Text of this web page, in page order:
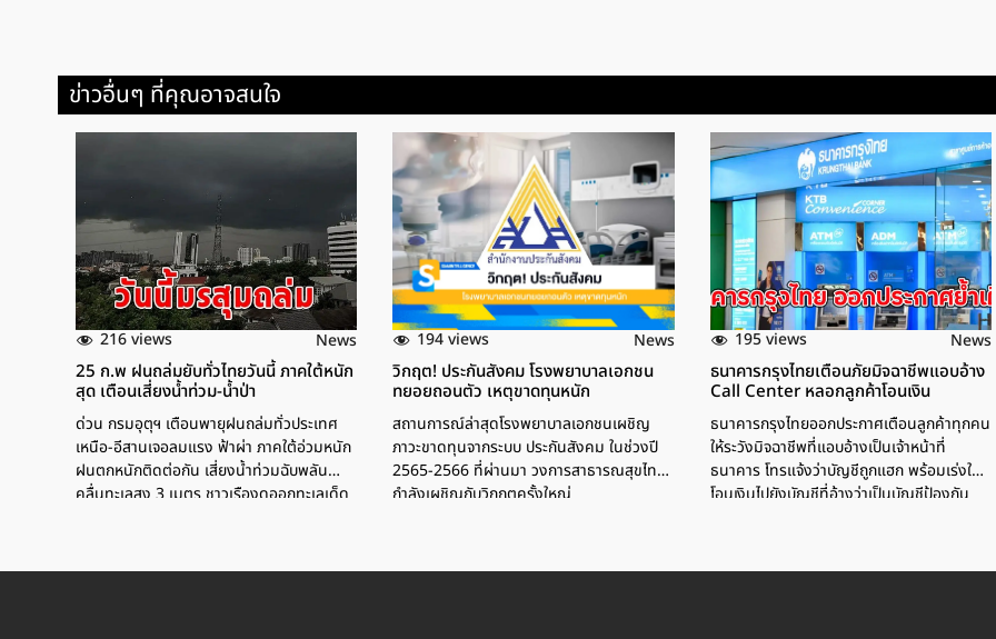
ข่าวอื่นๆ ที่คุณอาจสนใจ
216 views News
25 ก.พ ฝนถล่มยับทั่วไทยวันนี้ ภาคใต้หนัก
สุด เตือนเสี่ยงน้ำท่วม-น้ำป่า
ด่วน กรมอุตุฯ เตือนพายุฝนถล่มทั่วประเทศ
เหนือ-อีสานเจอลมแรง ฟ้าผ่า ภาคใต้อ่วมหนัก
ฝนตกหนักติดต่อกัน เสี่ยงน้ำท่วมฉับพลัน
คลื่นทะเลสูง 3 เมตร ชาวเรืองดออกทะเลเด็ด
194 views News
วิกฤต! ประกันสังคม โรงพยาบาลเอกชน
ทยอยถอนตัว เหตุขาดทุนหนัก
สถานการณ์ล่าสุดโรงพยาบาลเอกชนเผชิญ
ภาวะขาดทุนจากระบบ ประกันสังคม ในช่วงปี
2565-2566 ที่ผ่านมา วงการสาธารณสุขไทย
กำลังเผชิญกับวิกฤตครั้งใหญ่
195 views News
ธนาคารกรุงไทยเตือนภัยมิจฉาชีพแอบอ้าง
Call Center หลอกลูกค้าโอนเงิน
ธนาคารกรุงไทยออกประกาศเตือนลูกค้าทุกคน
ให้ระวังมิจฉาชีพที่แอบอ้างเป็นเจ้าหน้าที่
ธนาคาร โทรแจ้งว่าบัญชีถูกแฮก พร้อมเร่งให้
โอนเงินไปยังบัญชีที่อ้างว่าเป็นบัญชีป้องกัน